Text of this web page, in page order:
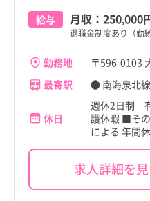
給与 月収： 250,000
退職金制度あり（勤
勤務地
〒596-0103
最寄駅
● 南海泉北
休日
週休2日制
護休暇 ■そ
による 年間
求人詳細を